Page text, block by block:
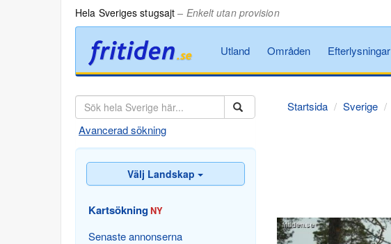
Hela Sveriges stugsajt– Enkelt utan provision
Utland Områden Efterlysningar
Avancerad sökning
Välj Landskap
KartsökningNY
Senaste annonserna
Startsida Sverige